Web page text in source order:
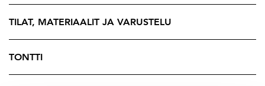
täydellisen paikan rauhoittua ja erillinen wc sekä tilava
kodinhoitohuone omalla sisäänkäynnillä tekevät
kodista käytännöllisen.
Tasainen 957 neliön tontti tarjoaa suojaisan takapihan,
TILAT, MATERIAALIT JA VARUSTELU
TONTTI